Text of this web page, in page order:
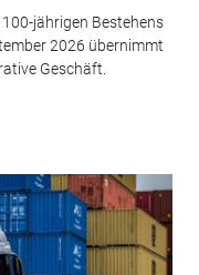
jährigen Bestehens
2026 übernimmt
Geschäft.